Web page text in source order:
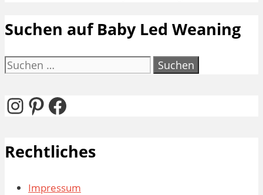
Suchen auf Baby Led Weaning
Suchen
Instagram
Pinterest
Facebook
Rechtliches
Impressum